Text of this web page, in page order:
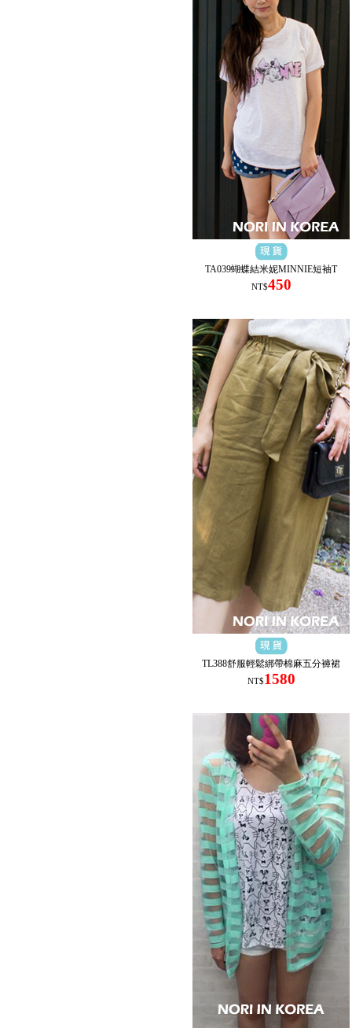
TA039蝴蝶結米妮MINNIE短袖T
NT$450
TL388舒服輕鬆綁帶棉麻五分褲裙
NT$1580